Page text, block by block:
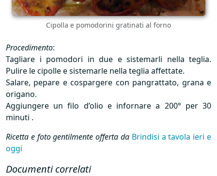
Cipolla e pomodorini gratinati al forno
Procedimento:
Tagliare i pomodori in due e sistemarli nella teglia.
Pulire le cipolle e sistemarle nella teglia affettate.
Salare, pepare e cospargere con pangrattato, grana e
origano.
Aggiungere un filo d’olio e infornare a 200° per 30
minuti .
Ricetta e foto gentilmente offerta da Brindisi a tavola ieri e
oggi
Documenti correlati